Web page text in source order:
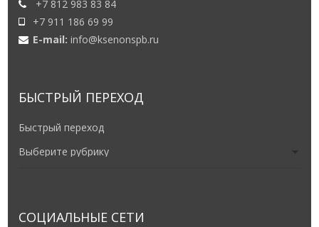
+7 911 186 69 99
E-mail:info@ksenonspb.ru